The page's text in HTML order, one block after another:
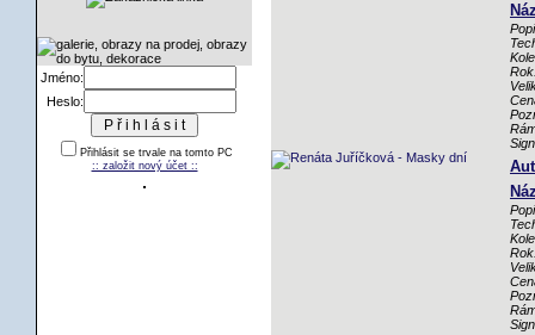
Jméno:
Heslo:
Přihlásit se trvale na tomto PC
:: založit nový účet ::